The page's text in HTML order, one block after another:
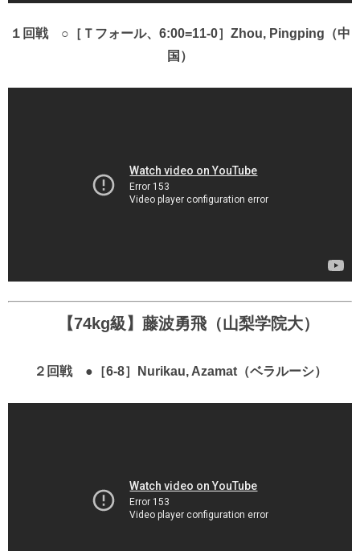
１回戦 ○［Ｔフォール、6:00=11-0］Zhou, Pingping（中
国）
【74kg級】藤波勇飛（山梨学院大）
２回戦 ●［6-8］Nurikau, Azamat（ベラルーシ）